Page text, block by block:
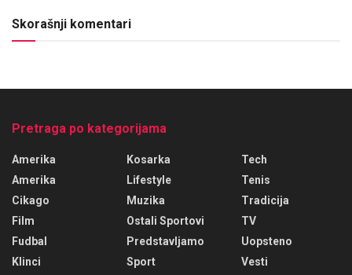
Skorašnji komentari
Pretraga po kategorijama
Amerika
Amerika
Cikago
Film
Fudbal
Klinci
Kosarka
Lifestyle
Muzika
Ostali Sportovi
Predstavljamo
Sport
Tech
Tenis
Tradicija
TV
Uopsteno
Vesti